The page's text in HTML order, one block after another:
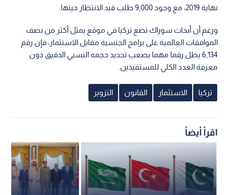
نهاية 2019، مع وجود 9,000 طلب قيد الانتظار حينها.
ورغم أن أبحاث سوراك تضع تركيا في موقع يمثل أكثر من نصف
الموافقات العالمية على برامج الجنسية مقابل الاستثمار، فإن رقم
6,134 يظل رقما مهما يصعب تحديد حجمه النسبي الدقيق دون
معرفة العدد الكلي للمستفيدين.
تركيا الاستثمار القانون التزوير
اقرأ أيضاً